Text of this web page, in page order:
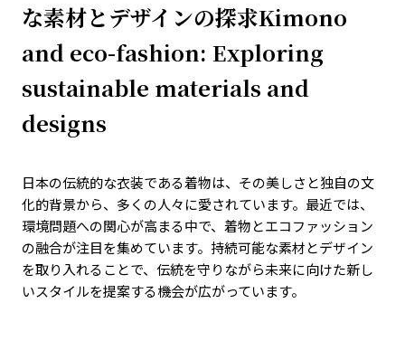
な素材とデザインの探求Kimono
and eco-fashion: Exploring
sustainable materials and
designs
日本の伝統的な衣装である着物は、その美しさと独自の文
化的背景から、多くの人々に愛されています。最近では、
環境問題への関心が高まる中で、着物とエコファッション
の融合が注目を集めています。持続可能な素材とデザイン
を取り入れることで、伝統を守りながら未来に向けた新し
いスタイルを提案する機会が広がっています。